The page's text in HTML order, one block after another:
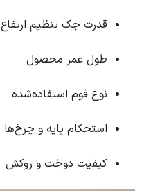
قدرت جک تنظیم ارتفاع
طول عمر محصول
نوع فوم استفاده‌شده
استحکام پایه و چرخ‌ها
کیفیت دوخت و روکش